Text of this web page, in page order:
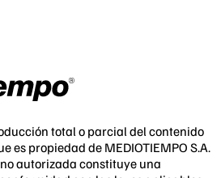
total o parcial del contenido
es propiedad de MEDIOTIEMPO S.A.
autorizada constituye una